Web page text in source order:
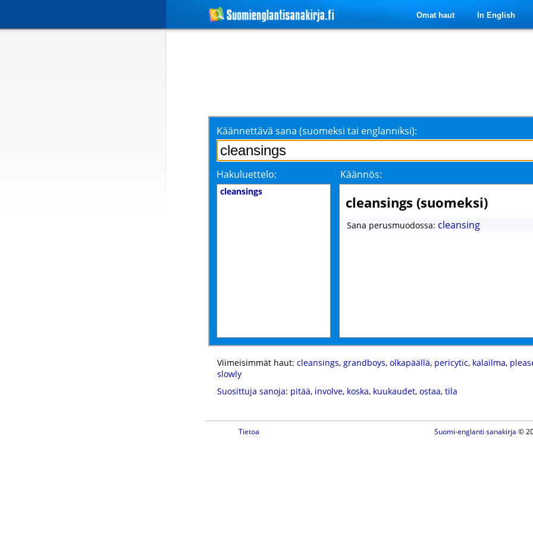
Omat haut In English
Käännettävä sana (suomeksi tai englanniksi):
Hakuluettelo: Käännös:
cleansings
cleansings (suomeksi)
Sana perusmuodossa: cleansing
Viimeisimmät haut: cleansings, grandboys, olkapäällä, pericytic, kalailma,
slowly
Suosittuja sanoja: pitää, involve, koska, kuukaudet, ostaa, tila
Tietoa Suomi-englanti sanakirja ©